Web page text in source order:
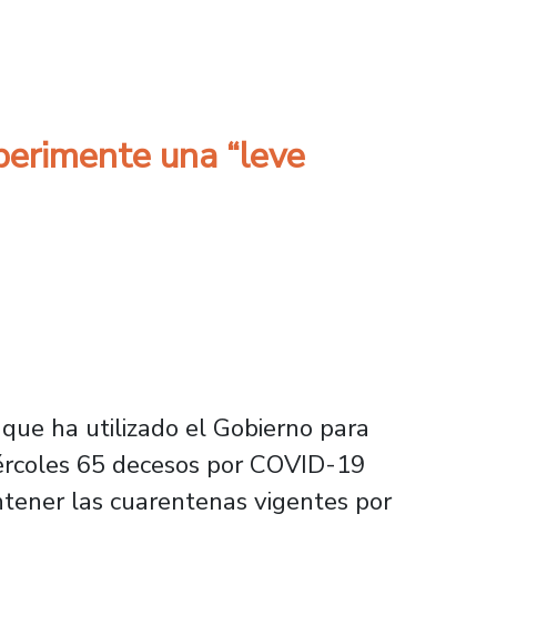
tras nuevos anuncios del Ministerio de Salud
una “leve
ha utilizado el Gobierno para
65 decesos por COVID-19
las cuarentenas vigentes por